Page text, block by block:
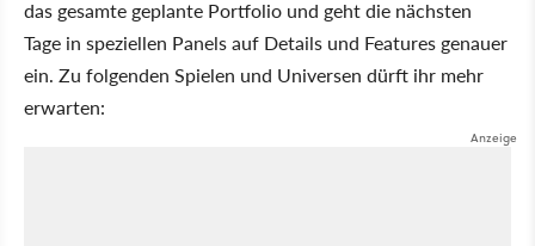
das gesamte geplante Portfolio und geht die nächsten
Tage in speziellen Panels auf Details und Features genauer
ein. Zu folgenden Spielen und Universen dürft ihr mehr
erwarten: